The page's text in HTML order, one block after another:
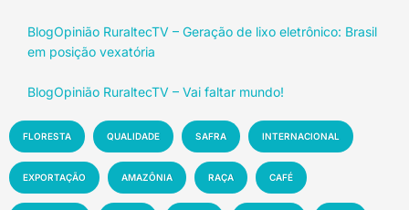
BlogOpinião RuraltecTV – Geração de lixo eletrônico: Brasil
em posição vexatória
BlogOpinião RuraltecTV – Vai faltar mundo!
FLORESTA QUALIDADE SAFRA INTERNACIONAL
EXPORTAÇÃO AMAZÔNIA RAÇA CAFÉ